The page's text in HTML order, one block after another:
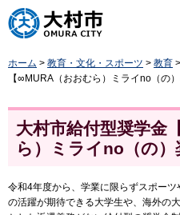
大村市
ホーム > 教育・文化・スポーツ > 教育 >
【∞MURA（おおむら）ミライno（の）
大村市給付型奨学金
ら）ミライno（の）
令和4年度から、学業に限らずスポー
の活躍が期待できる大学生や、海外の